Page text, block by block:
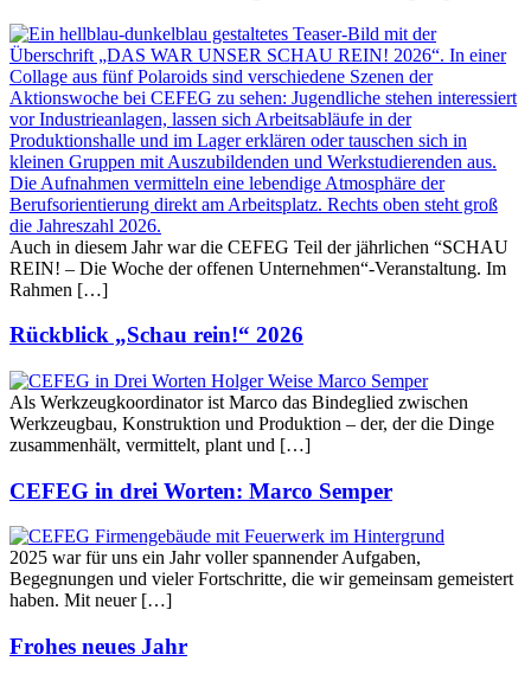
Auch in diesem Jahr war die CEFEG Teil der jährlichen “SCHAU
REIN! – Die Woche der offenen Unternehmen“-Veranstaltung. Im
Rahmen […]
Rückblick „Schau rein!“ 2026
Als Werkzeugkoordinator ist Marco das Bindeglied zwischen
Werkzeugbau, Konstruktion und Produktion – der, der die Dinge
zusammenhält, vermittelt, plant und […]
CEFEG in drei Worten: Marco Semper
2025 war für uns ein Jahr voller spannender Aufgaben,
Begegnungen und vieler Fortschritte, die wir gemeinsam gemeistert
haben. Mit neuer […]
Frohes neues Jahr